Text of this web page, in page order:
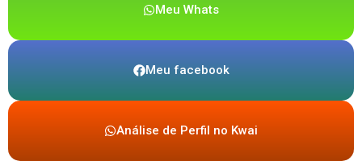
Meu Whats
Meu facebook
Análise de Perfil no Kwai